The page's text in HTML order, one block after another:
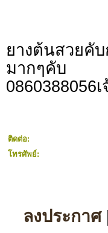
ยางต้นสวยคั
มากๆคับ
0860388056
ติดต่อ:
โทรศัพย์:
ลงประกาศ